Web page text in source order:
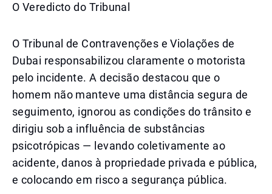
O Veredicto do Tribunal
O Tribunal de Contravenções e Violações de
Dubai responsabilizou claramente o motorista
pelo incidente. A decisão destacou que o
homem não manteve uma distância segura de
seguimento, ignorou as condições do trânsito e
dirigiu sob a influência de substâncias
psicotrópicas — levando coletivamente ao
acidente, danos à propriedade privada e pública,
e colocando em risco a segurança pública.